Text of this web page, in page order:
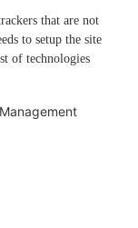
that are not
to setup the site
of technologies